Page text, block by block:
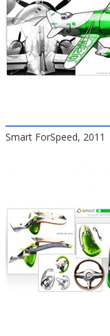
Smart ForSpeed, 2011